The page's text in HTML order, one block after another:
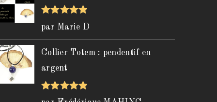
Note5
sur
par Marie D
Collier Totem : pendentif en
argent
Note5 sur